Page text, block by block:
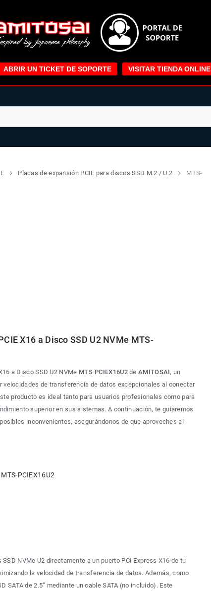
ABRIR UN TICKET DE SOPORTE VISITAR TIENDA ONLINE
Placas de expansión PCIE para discos SSD M.2 / U.2
MTS-
X16 a Disco SSD U2 NVMe MTS-
a Disco SSD U2 NVMe MTS-PCIEX16U2 de AMITOSAI, un
de transferencia de datos excepcionales al conectar
producto es ideal tanto para usuarios profesionales como para
superior en sus sistemas. A continuación, te guiaremos
inconvenientes, asegurándonos de que aproveches al
PCIEX16U2
NVMe U2 directamente a un puerto PCI Express X16 de tu
la velocidad de transferencia de datos. Además, como
de 2.5” mediante un cable SATA (no incluido). Este